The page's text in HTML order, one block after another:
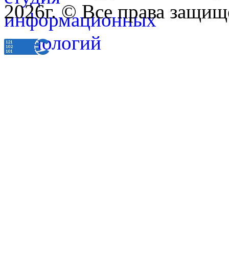
2026г. © Все права